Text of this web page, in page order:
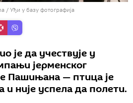
/ Уђи у базу фотографија
је да учествује у
јерменског
Пашињана — птица је
није успела да полети.